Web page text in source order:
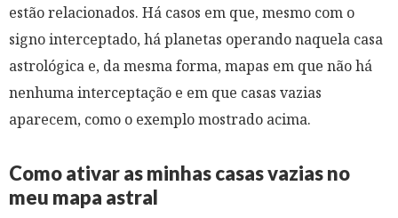
estão relacionados. Há casos em que, mesmo com o
signo interceptado, há planetas operando naquela casa
astrológica e, da mesma forma, mapas em que não há
nenhuma interceptação e em que casas vazias
aparecem, como o exemplo mostrado acima.
Como ativar as minhas casas vazias no
meu mapa astral